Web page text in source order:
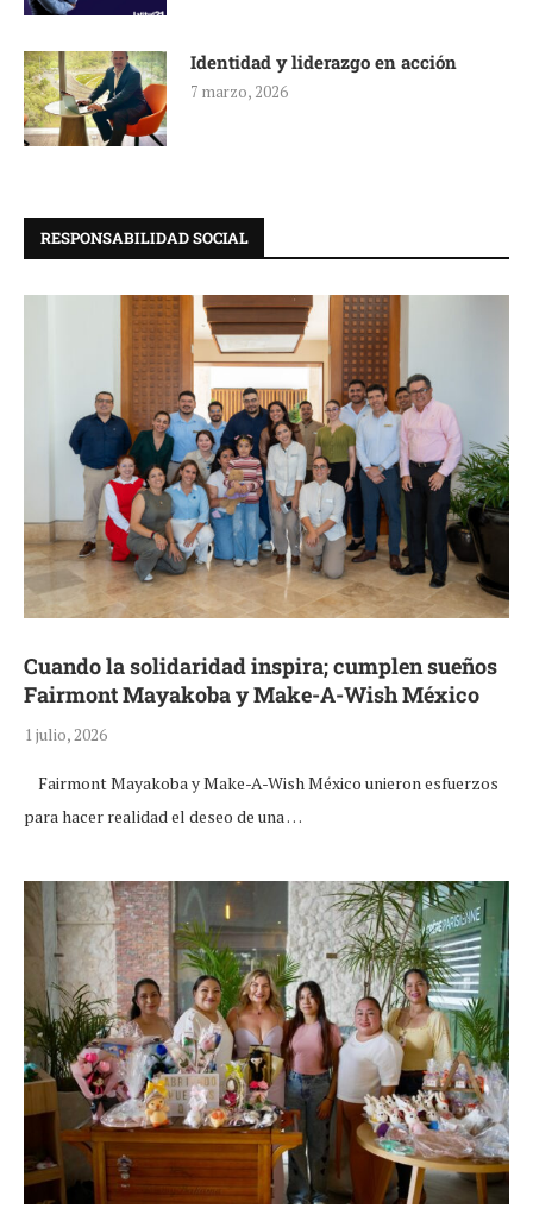
Identidad y liderazgo en acción
7 marzo, 2026
RESPONSABILIDAD SOCIAL
Cuando la solidaridad inspira; cumplen sueños
Fairmont Mayakoba y Make-A-Wish México
1 julio, 2026
Fairmont Mayakoba y Make-A-Wish México unieron esfuerzos
para hacer realidad el deseo de una …